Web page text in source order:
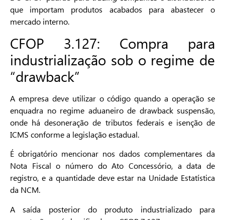
que importam produtos acabados para abastecer o
mercado interno.
CFOP 3.127: Compra para
industrialização sob o regime de
“drawback”
A empresa deve utilizar o código quando a operação se
enquadra no regime aduaneiro de drawback suspensão,
onde há desoneração de tributos federais e isenção de
ICMS conforme a legislação estadual.
É obrigatório mencionar nos dados complementares da
Nota Fiscal o número do Ato Concessório, a data de
registro, e a quantidade deve estar na Unidade Estatística
da NCM.
A saída posterior do produto industrializado para